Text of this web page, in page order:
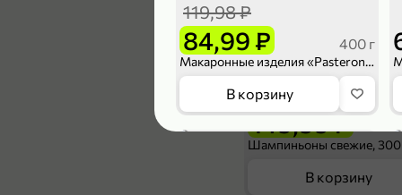
84,99 ₽
119,98 ₽
400 г
Макаронные изделия «Pasteroni» Казаречче №123, 400 г
В корзину
149,99 ₽
169,99 ₽
Шампиньоны свежие, 300
В корзину